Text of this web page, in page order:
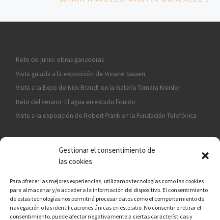
Gestionar el consentimiento de
las cookies
Para ofrecer las mejores experiencias, utilizamos tecnologías como las cookies
para almacenar y/o acceder a la información del dispositivo. El consentimiento
de estas tecnologías nos permitirá procesar datos como el comportamiento de
navegación o las identificaciones únicas en este sitio. No consentir o retirar el
consentimiento, puede afectar negativamente a ciertas características y
Reto de junio: obras ganadoras
Visita guiada a la exposición de Viviane Sassen
Visita a la Expo de Nick Brandt en la Galería Tamara Kreisler
Reto del verano: El agua en estado líquido
Visita a la exposición de Robert Frank en la Fundación Telefónica
¡ASÓCIATE A CÁMARA EN MANO!